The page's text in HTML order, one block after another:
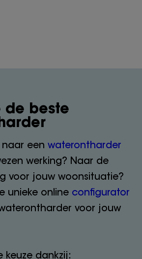
de beste
naar eenwaterontharder
werking? Naar de
voor jouw woonsituatie?
unieke online configurator
voor jouw
keuze dankzij: